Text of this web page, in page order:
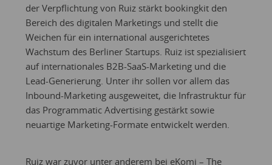
der Verpflichtung von Ruiz stärkt bookingkit den
Bereich des digitalen Marketings und stellt die
Weichen für ein international ausgerichtetes
Wachstum des Berliner Startups. Ruiz ist spezialisiert
auf internationales B2B-SaaS-Marketing und die
Lead-Generierung. Unter ihr sollen vor allem das
Inbound-Marketing ausgeweitet, die Infrastruktur für
das Programmatic Advertising gestärkt sowie
neuartige Marketing-Formate entwickelt werden.
Ruiz war zuvor unter anderem bei eKomi – The